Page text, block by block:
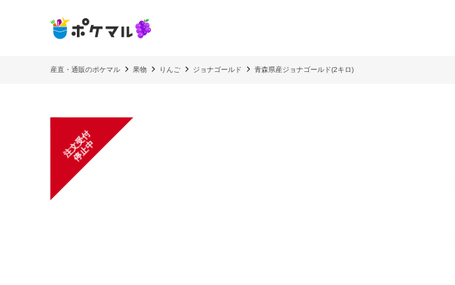
産直・通販のポケマル 果物 りんご ジョナゴールド 青森県産ジョナゴールド(2キロ)
注
文
受
付
停
止
中